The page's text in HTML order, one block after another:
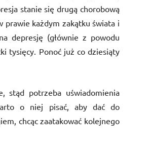
stanie się drugą chorobową
prawie każdym zakątku świata i
depresję (głównie z powodu
tysięcy. Ponoć już co dziesiąty
stąd potrzeba uświadomienia
o niej pisać, aby dać do
chcąc zaatakować kolejnego